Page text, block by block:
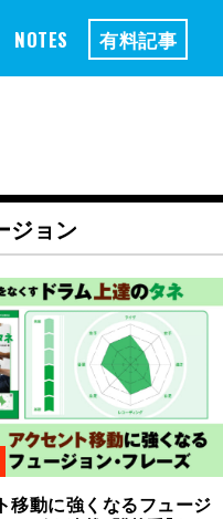
NOTES 有料記事
ジョン
移動に強くなるフュージ